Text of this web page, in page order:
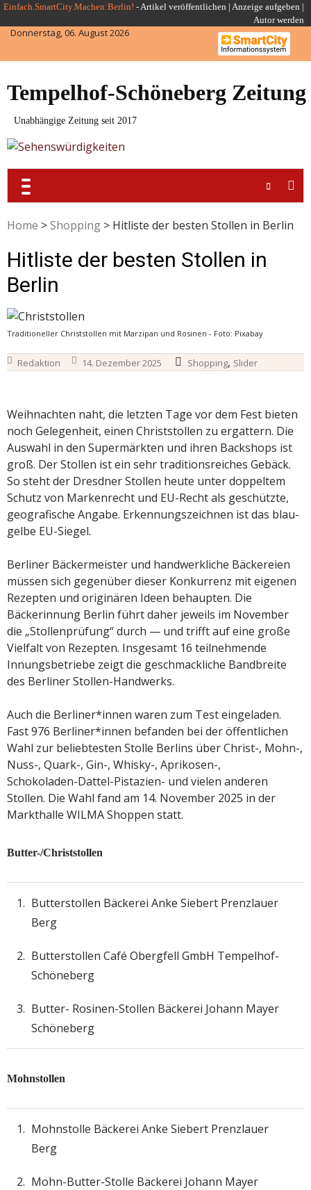
Skip
to
content
Einfach.SmartCity.Machen:Berlin! -Artikel veröffentlichen | Anzeige aufgeben |
Autor werden
Donnerstag, 06. August 2026
Tempelhof-Schöneberg Zeitung
Unabhängige Zeitung seit 2017
Home >Shopping > Hitliste der besten Stollen in Berlin
Hitliste der besten Stollen in
Berlin
Traditioneller Christstollen mit Marzipan und Rosinen - Foto: Pixabay
Redaktion 14. Dezember 2025 Shopping, Slider
Weihnachten naht, die letzten Tage vor dem Fest bieten
noch Gelegenheit, einen Christstollen zu ergattern. Die
Auswahl in den Supermärkten und ihren Backshops ist
groß. Der Stollen ist ein sehr traditions­reiches Gebäck.
So steht der Dresdner Stollen heute unter doppeltem
Schutz von Markenrecht und EU-Recht als geschützte,
geografische Angabe. Erkennungszeichnen ist das blau-
gelbe EU-Siegel.
Berliner Bäckermeister und handwerkliche Bäckereien
müssen sich gegenüber dieser Konkurrenz mit eigenen
Rezepten und originären Ideen behaupten. Die
Bäckerinnung Berlin führt daher jeweils im November
die „Stollenprüfung“ durch — und trifft auf eine große
Vielfalt von Rezepten. Insgesamt 16 teilnehmende
Innungsbetriebe zeigt die geschmackliche Bandbreite
des Berliner Stollen-Handwerks.
Auch die Berliner*innen waren zum Test eingeladen.
Fast 976 Berliner*innen befanden bei der öffentlichen
Wahl zur beliebtesten Stolle Berlins über Christ-, Mohn-,
Nuss-, Quark-, Gin-, Whisky-, Aprikosen-,
Schokoladen-Dattel-Pistazien- und vielen anderen
Stollen. Die Wahl fand am 14. November 2025 in der
Markthalle WILMA Shoppen statt.
Butter-/Christstollen
Butterstollen Bäckerei Anke Siebert Prenzlauer
Berg
Butterstollen Café Obergfell GmbH Tempelhof-
Schöneberg
Butter- Rosinen-Stollen Bäckerei Johann Mayer
Schöneberg
Mohnstollen
Mohnstolle Bäckerei Anke Siebert Prenzlauer
Berg
Mohn-Butter-Stolle Bäckerei Johann Mayer